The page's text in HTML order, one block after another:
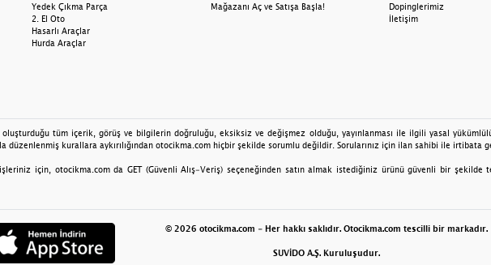
Yedek Çıkma Parça
2. El Oto
Hasarlı Araçlar
Hurda Araçlar
Mağazanı Aç ve Satışa Başla!
Dopinglerimiz
İletişim
oluşturduğu tüm içerik, görüş ve bilgilerin doğruluğu, eksiksiz ve değişmez olduğu, yayınlanması ile ilgili yasal
düzenlenmiş kurallara aykırılığından otocikma.com hiçbir şekilde sorumlu değildir. Sorularınız için ilan sahibi ile irtibata
için, otocikma.com da GET (Güvenli Alış-Veriş) seçeneğinden satın almak istediğiniz ürünü güvenli bir
© 2026 otocikma.com - Her hakkı saklıdır. Otocikma.com tescilli bir markadır.
SUVİDO A.Ş. Kuruluşudur.